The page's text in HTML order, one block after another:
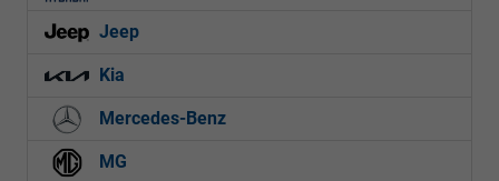
Jeep
Kia
Mercedes-Benz
MG